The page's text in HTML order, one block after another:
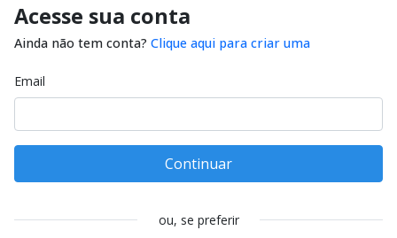
Acesse sua conta
Ainda não tem conta? Clique aqui para criar uma
Email
Continuar
ou, se preferir